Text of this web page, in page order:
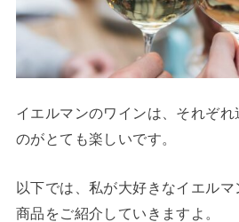
イエルマンのワインは、それぞ
のがとても楽しいです。
以下では、私が大好きなイエル
商品をご紹介していきますよ。